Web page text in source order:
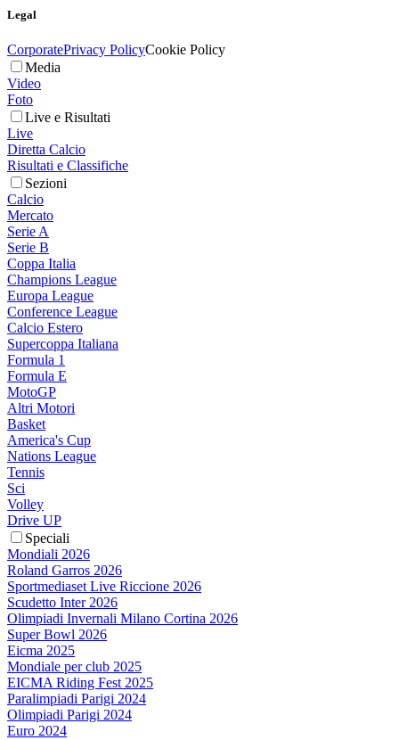
Legal
CorporatePrivacy PolicyCookie Policy
Media
Video
Foto
Live e Risultati
Live
Diretta Calcio
Risultati e Classifiche
Sezioni
Calcio
Mercato
Serie A
Serie B
Coppa Italia
Champions League
Europa League
Conference League
Calcio Estero
Supercoppa Italiana
Formula 1
Formula E
MotoGP
Altri Motori
Basket
America's Cup
Nations League
Tennis
Sci
Volley
Drive UP
Speciali
Mondiali 2026
Roland Garros 2026
Sportmediaset Live Riccione 2026
Scudetto Inter 2026
Olimpiadi Invernali Milano Cortina 2026
Super Bowl 2026
Eicma 2025
Mondiale per club 2025
EICMA Riding Fest 2025
Paralimpiadi Parigi 2024
Olimpiadi Parigi 2024
Euro 2024